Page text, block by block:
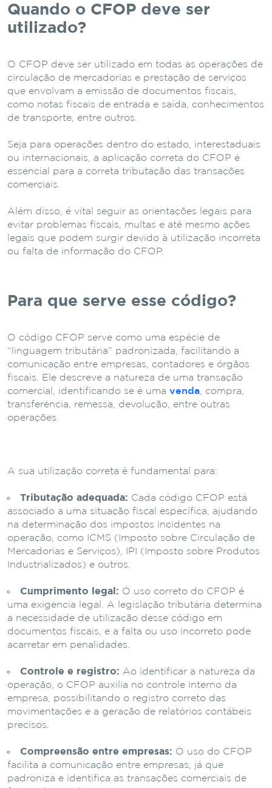
Quando o CFOP deve ser
utilizado?
O CFOP deve ser utilizado em todas as operações de
circulação de mercadorias e prestação de serviços
que envolvam a emissão de documentos fiscais,
como notas fiscais de entrada e saída, conhecimentos
de transporte, entre outros.
Seja para operações dentro do estado, interestaduais
ou internacionais, a aplicação correta do CFOP é
essencial para a correta tributação das transações
comerciais.
Além disso, é vital seguir as orientações legais para
evitar problemas fiscais, multas e até mesmo ações
legais que podem surgir devido à utilização incorreta
ou falta de informação do CFOP.
Para que serve esse código?
O código CFOP serve como uma espécie de
“linguagem tributária” padronizada, facilitando a
comunicação entre empresas, contadores e órgãos
fiscais. Ele descreve a natureza de uma transação
comercial, identificando se é uma venda , compra,
transferência, remessa, devolução, entre outras
operações.
A sua utilização correta é fundamental para:
Tributação adequada: Cada código CFOP está
associado a uma situação fiscal específica, ajudando
na determinação dos impostos incidentes na
operação, como ICMS (Imposto sobre Circulação de
Mercadorias e Serviços), IPI (Imposto sobre Produtos
Industrializados) e outros.
Cumprimento legal: O uso correto do CFOP é
uma exigência legal. A legislação tributária determina
a necessidade de utilização desse código em
documentos fiscais, e a falta ou uso incorreto pode
acarretar em penalidades.
Controle e registro: Ao identificar a natureza da
operação, o CFOP auxilia no controle interno da
empresa, possibilitando o registro correto das
movimentações e a geração de relatórios contábeis
precisos.
Compreensão entre empresas: O uso do CFOP
facilita a comunicação entre empresas, já que
padroniza e identifica as transações comerciais de